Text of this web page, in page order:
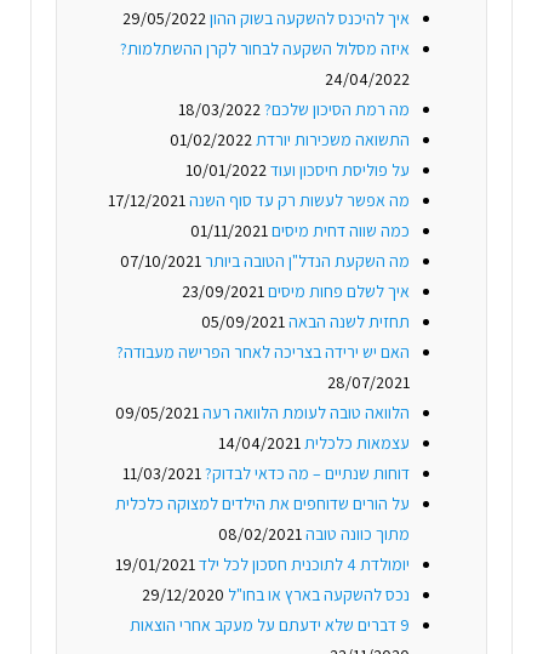
איך להיכנס להשקעה בשוק ההון29/05/2022
איזה מסלול השקעה לבחור לקרן ההשתלמות?
24/04/2022
מה רמת הסיכון שלכם?18/03/2022
התשואה משכירות יורדת01/02/2022
על פוליסת חיסכון ועוד10/01/2022
מה אפשר לעשות רק עד סוף השנה17/12/2021
כמה שווה דחית מיסים01/11/2021
מה השקעת הנדל"ן הטובה ביותר07/10/2021
איך לשלם פחות מיסים23/09/2021
תחזית לשנה הבאה05/09/2021
האם יש ירידה בצריכה לאחר הפרישה מעבודה?
28/07/2021
הלוואה טובה לעומת הלוואה רעה09/05/2021
עצמאות כלכלית14/04/2021
דוחות שנתיים – מה כדאי לבדוק?11/03/2021
על הורים שדוחפים את הילדים למצוקה כלכלית
מתוך כוונה טובה08/02/2021
יומולדת 4 לתוכנית חסכון לכל ילד
19/01/2021
נכס להשקעה בארץ או בחו"ל 29/12/2020
9 דברים שלא ידעתם על מעקב אחרי הוצאות